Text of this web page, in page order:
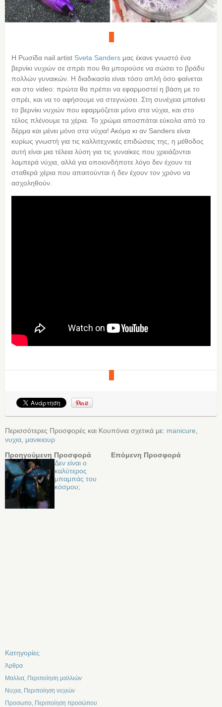
Η Ρωσίδα nail artist Sveta Sandersμας έκανε γνωστό ένα
βερνίκι νυχιών σε σπρέι που θα μπορούσε να σώσει το βράδυ
πολλών γυναικών. Η διαδικασία είναι τόσο απλή όσο φαίνεται
και στο video: πρώτα θα πρέπει να εφαρμοστεί η βάση με το
σπρέι, και να το αφήσουμε να στεγνώσει. Στη συνέχεια μπαίνει
το βερνίκι νυχιών που εφαρμόζεται μόνο στα νύχια, και στο
τέλος πλένουμε τα χέρια. Το χρώμα αποσπάται εύκολα από το
δέρμα και μένει μόνο στα νύχια! Ακόμα κι αν Sanders είναι
κυρίως γνωστή για τις καλλιτεχνικές επιδώσεις της, η μέθοδος
αυτή είναι μια τέλεια λύση για τις γυναίκες που χρειάζονται
λαμπερά νύχια, αλλά για οποιονδήποτε λόγο δεν έχουν τα
σταθερά χέρια που απαιτούνται ή δεν έχουν τον χρόνο να
ασχοληθούν.
Περισσότερες Προσφορές και Κουπόνια σχετικά με: manicure
νυχια μανικιουρ
Προηγούμενη Προσφορά
Δεν είναι ο
καλύτερος
μπαμπάς του
κόσμου;
Επόμενη Προσφορά
Kατηγορίες
Άρθρα
Μαλλια, Περιποίηση μαλλιών
Νυχια, Περιποίηση νυχιών
Προσωπο, Περιποίηση προσώπου